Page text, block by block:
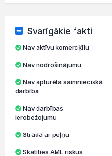
Svarīgākie fakti
Nav aktīvu komercķīlu
Nav nodrošinājumu
darbība
ierobežojumu
Strādā ar peļņu
Skatīties AML riskus